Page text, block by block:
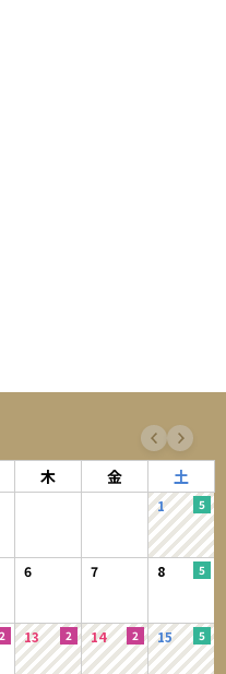
木 金 土
1
6 7 8
13 14 15